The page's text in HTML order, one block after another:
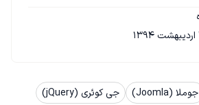
جوملا (Joomla)
جی کوئری (jQuery)